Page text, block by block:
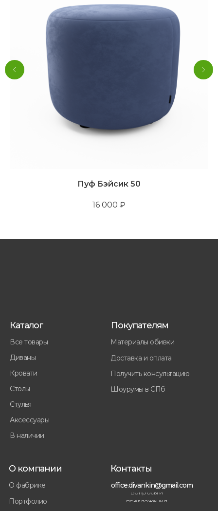
Пуф Бэйсик 50
16 000 ₽
Все товары
Диваны
Кровати
Стулья
Столы
Аксессуары
В наличии
Каталог
Материалы обивки
Доставка и оплата
Получить консультацию
Шоурумы в СПб
Покупателям
О фабрике
Портфолио
О компании Контакты
office.divankin@gmail.com
Вопросы и
предложения